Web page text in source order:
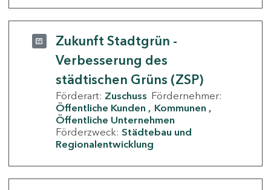
Zukunft Stadtgrün -
Verbesserung des
städtischen Grüns (ZSP)
Förderart: Zuschuss Fördernehmer:
Öffentliche Kunden
Kommunen
Öffentliche Unternehmen
Förderzweck: Städtebau und
Regionalentwicklung